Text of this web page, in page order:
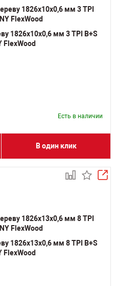
1826х10х0,6 мм 3 TPI B+S
FlexWood
Есть в наличии
В один клик
1826х13х0,6 мм 8 TPI B+S
FlexWood